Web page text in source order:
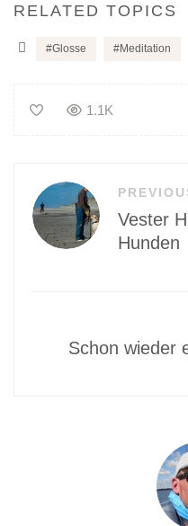
RELATED TOPICS
Glosse Meditation
1.1K
Beitragsnavigation
Vester
Hunden
Schon wieder